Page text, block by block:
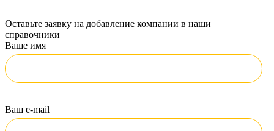
Оставьте заявку на добавление компании в наши
справочники
Ваше имя
Ваш e-mail